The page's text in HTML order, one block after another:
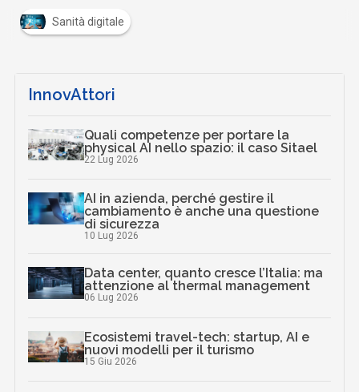
Sanità digitale
InnovAttori
Quali competenze per portare la
physical AI nello spazio: il caso Sitael
22 Lug 2026
AI in azienda, perché gestire il
cambiamento è anche una questione
di sicurezza
10 Lug 2026
Data center, quanto cresce l’Italia: ma
attenzione al thermal management
06 Lug 2026
Ecosistemi travel-tech: startup, AI e
nuovi modelli per il turismo
15 Giu 2026